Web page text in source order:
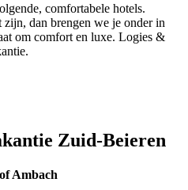
comfortabele hotels.
dan brengen we je onder in
om comfort en luxe. Logies &
Zuid-Beieren
Ambach